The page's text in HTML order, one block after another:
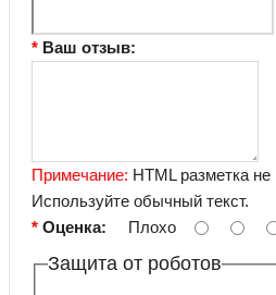
Ваш отзыв:
Примечание: HTML разметка
Используйте обычный текст.
Оценка: Плохо
Защита от роботов